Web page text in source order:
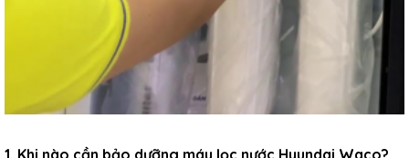
1. Khi nào cần bảo dưỡng máy lọc nước Hyundai Waco?